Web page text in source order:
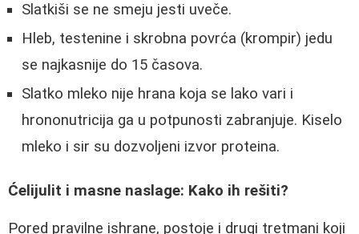
Slatkiši se ne smeju jesti uveče.
Hleb, testenine i skrobna povrća (krompir) jedu
se najkasnije do 15 časova.
Slatko mleko nije hrana koja se lako vari i
hrononutricija ga u potpunosti zabranjuje. Kiselo
mleko i sir su dozvoljeni izvor proteina.
Ćelijulit i masne naslage: Kako ih rešiti?
Pored pravilne ishrane, postoje i drugi tretmani koji